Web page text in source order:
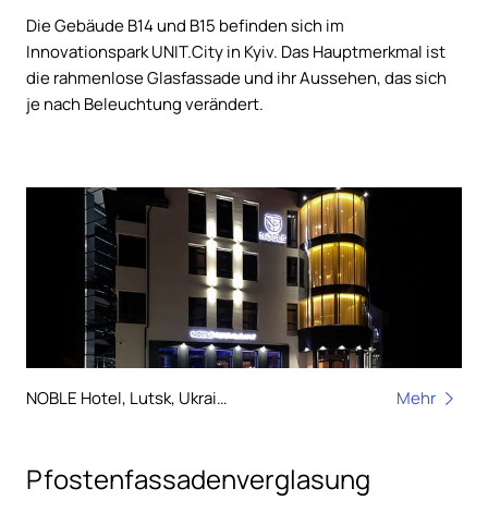
Die Gebäude B14 und B15 befinden sich im
Innovationspark UNIT.City in Kyiv. Das Hauptmerkmal ist
die rahmenlose Glasfassade und ihr Aussehen, das sich
je nach Beleuchtung verändert.
NOBLE Hotel, Lutsk, Ukraine Mehr
Pfostenfassadenverglasung